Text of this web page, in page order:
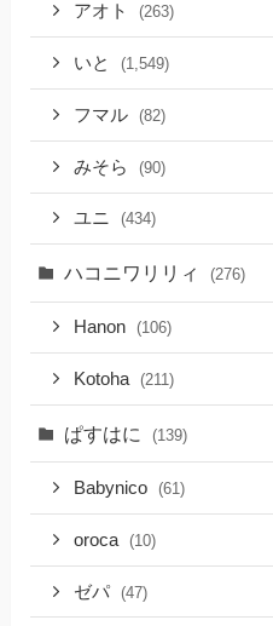
アオト (263)
いと (1,549)
フマル (82)
みそら (90)
ユニ (434)
ハコニワリリィ (276)
Hanon (106)
Kotoha (211)
ぱすはに (139)
Babynico (61)
oroca (10)
ゼパ (47)